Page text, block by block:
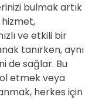
bulmak artık
ve etkili bir
tanırken, aynı
de sağlar. Bu
etmek veya
herkes için